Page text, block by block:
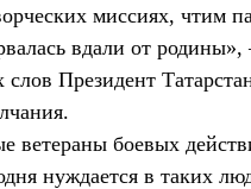
миссиях, чтим
вдали от
слов Президент
ветераны боевых
нуждается в таких